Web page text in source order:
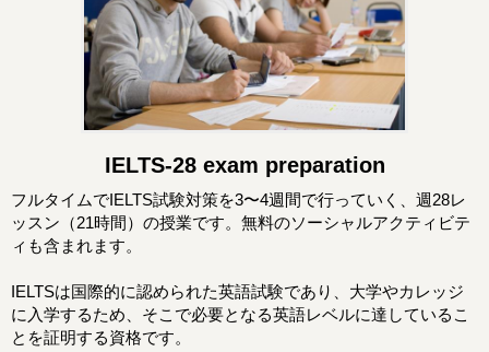
IELTS-28 exam preparation
フルタイムでIELTS試験対策を3〜4週間で行っていく、週28レ
ッスン（21時間）の授業です。無料のソーシャルアクティビテ
ィも含まれます。
IELTSは国際的に認められた英語試験であり、大学やカレッジ
に入学するため、そこで必要となる英語レベルに達しているこ
とを証明する資格です。